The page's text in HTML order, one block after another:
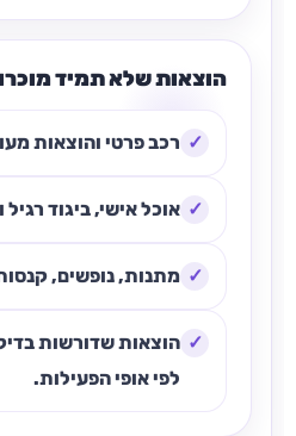
הוצאות שלא תמיד
רכב פרטי והוצאות
אוכל אישי, ביגוד
מתנות, נופשים,
הוצאות שדורשות
לפי אופי הפעילות.